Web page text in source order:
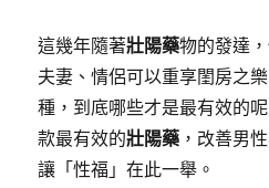
這幾年隨著壯陽藥物的發達
夫妻、情侶可以重享閨房之
種，到底哪些才是最有效的
款最有效的壯陽藥 ，改善男
讓「性福」在此一舉。